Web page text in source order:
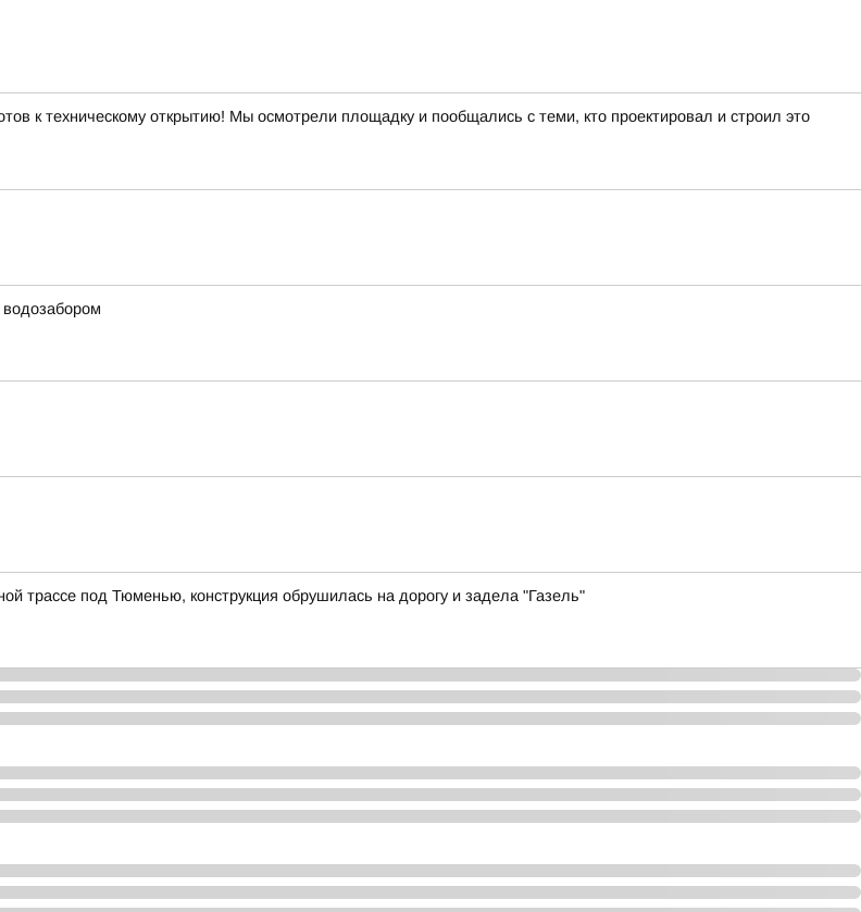
к техническому открытию! Мы осмотрели площадку и пообщались с теми, кто проектировал и строил это
трассе под Тюменью, конструкция обрушилась на дорогу и задела "Газель"